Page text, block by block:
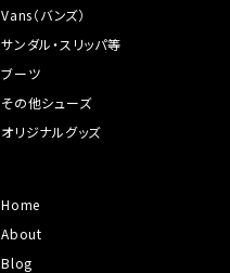
Vans（バンズ）
サンダル・スリッパ等
ブーツ
その他シューズ
オリジナルグッズ
Home
About
Blog